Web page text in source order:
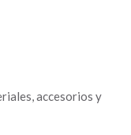
accesorios y